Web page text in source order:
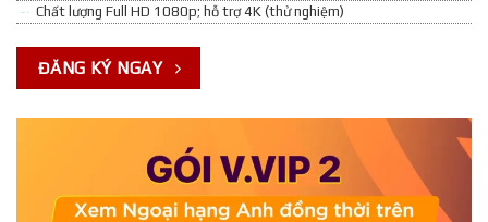
Chất lượng Full HD 1080p; hỗ trợ 4K (thử nghiệm)
ĐĂNG KÝ NGAY